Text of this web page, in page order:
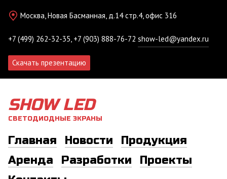
Москва, Новая Басманная, д.14 стр.4, офис 316
+7 (499) 262-32-35, +7 (903) 888-76-72 show-led@yandex.ru
Скачать презентацию
SHOW LED
СВЕТОДИОДНЫЕ ЭКРАНЫ
Главная Новости
Продукция
Аренда
Разработки
Проекты